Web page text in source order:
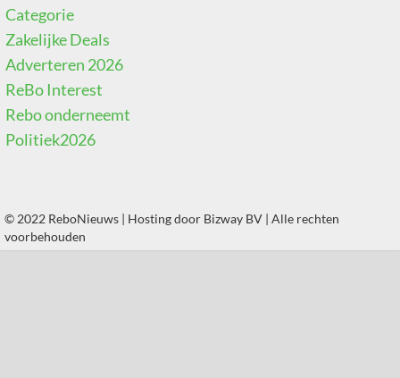
Categorie
Zakelijke Deals
Adverteren 2026
ReBo Interest
Rebo onderneemt
Politiek2026
© 2022 ReboNieuws | Hosting door Bizway BV | Alle rechten
voorbehouden